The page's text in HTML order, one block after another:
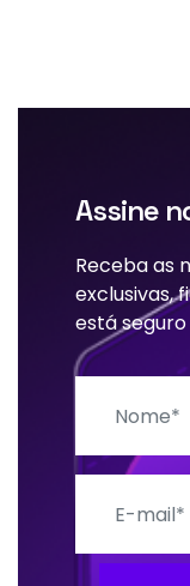
Assine
Receba as
exclusivas,
está